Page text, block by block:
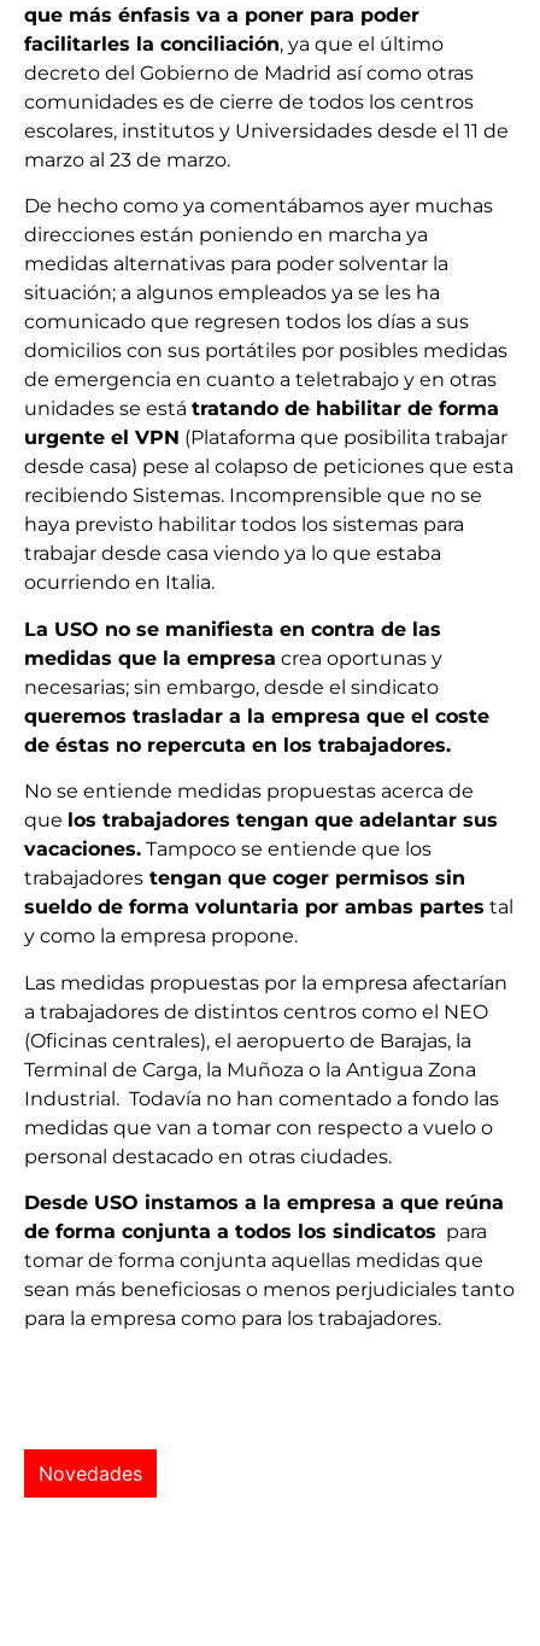
que más énfasis va a poner para poder
facilitarles la conciliación, ya que el último
decreto del Gobierno de Madrid así como otras
comunidades es de cierre de todos los centros
escolares, institutos y Universidades desde el 11 de
marzo al 23 de marzo.
De hecho como ya comentábamos ayer muchas
direcciones están poniendo en marcha ya
medidas alternativas para poder solventar la
situación; a algunos empleados ya se les ha
comunicado que regresen todos los días a sus
domicilios con sus portátiles por posibles medidas
de emergencia en cuanto a teletrabajo y en otras
unidades se está tratando de habilitar de forma
urgente el VPN (Plataforma que posibilita trabajar
desde casa) pese al colapso de peticiones que esta
recibiendo Sistemas. Incomprensible que no se
haya previsto habilitar todos los sistemas para
trabajar desde casa viendo ya lo que estaba
ocurriendo en Italia.
La USO no se manifiesta en contra de las
medidas que la empresa crea oportunas y
necesarias; sin embargo, desde el sindicato
queremos trasladar a la empresa que el coste
de éstas no repercuta en los trabajadores.
No se entiende medidas propuestas acerca de
que los trabajadores tengan que adelantar sus
vacaciones. Tampoco se entiende que los
trabajadores tengan que coger permisos sin
sueldo de forma voluntaria por ambas partes tal
y como la empresa propone.
Las medidas propuestas por la empresa afectarían
a trabajadores de distintos centros como el NEO
(Oficinas centrales), el aeropuerto de Barajas, la
Terminal de Carga, la Muñoza o la Antigua Zona
Industrial. Todavía no han comentado a fondo las
medidas que van a tomar con respecto a vuelo o
personal destacado en otras ciudades.
Desde USO instamos a la empresa a que reúna
de forma conjunta a todos los sindicatos para
tomar de forma conjunta aquellas medidas que
sean más beneficiosas o menos perjudiciales tanto
para la empresa como para los trabajadores.
Novedades